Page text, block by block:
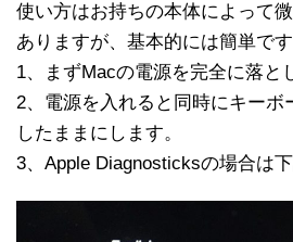
使い方はお持ちの本体によって
ありますが、基本的には簡単です
1、まずMacの電源を完全に落と
2、電源を入れると同時にキーボ
したままにします。
3、Apple Diagnosticksの場合は